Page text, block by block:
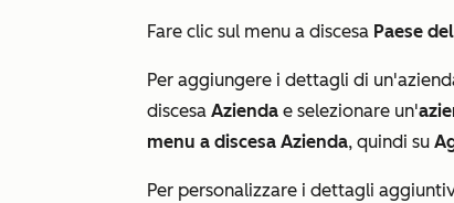
Fare clic sul menu a discesa Paese
Per aggiungere i dettagli di
discesa Azienda e selezionare un'
menu a discesa Azienda, quindi su
Per personalizzare i dettagli